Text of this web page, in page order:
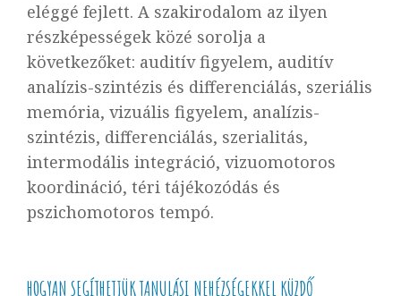
eléggé fejlett. A szakirodalom az ilyen
részképességek közé sorolja a
következőket: auditív figyelem, auditív
analízis-szintézis és differenciálás, szeriális
memória, vizuális figyelem, analízis-
szintézis, differenciálás, szerialitás,
intermodális integráció, vizuomotoros
koordináció, téri tájékozódás és
pszichomotoros tempó.
HOGYAN SEGÍTHETJÜK TANULÁSI NEHÉZSÉGEKKEL KÜZDŐ